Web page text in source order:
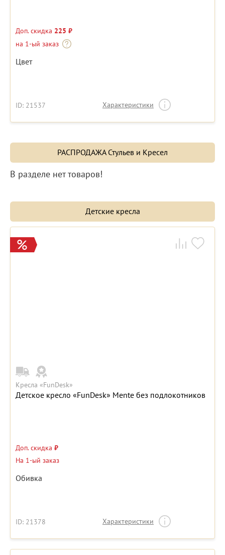
Доп. скидка 225 ₽
на 1-ый заказ
Цвет
ID: 21537 Характеристики
РАСПРОДАЖА Стульев и Кресел
В разделе нет товаров!
Детские кресла
Кресла «FunDesk»
Детское кресло «FunDesk» Mente без подлокотников
Доп. скидка ₽
На 1-ый заказ
Обивка
ID: 21378 Характеристики